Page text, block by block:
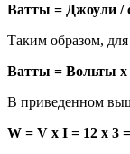
Ватты = Джоули /
Таким образом,
Ватты = Вольты
В приведенном
W = V x I = 12 x 3